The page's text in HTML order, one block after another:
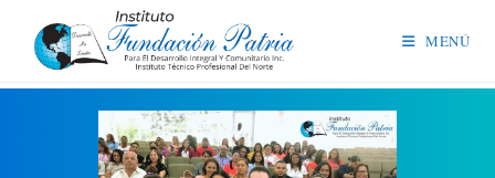
MENÚ